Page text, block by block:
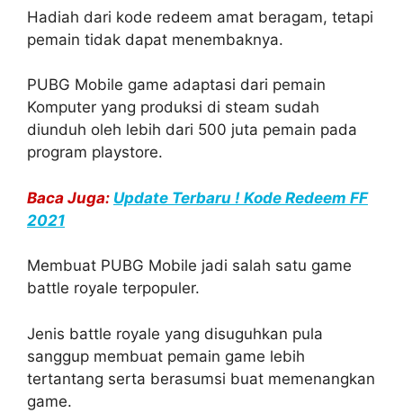
Hadiah dari kode redeem amat beragam, tetapi
pemain tidak dapat menembaknya.
PUBG Mobile game adaptasi dari pemain
Komputer yang produksi di steam sudah
diunduh oleh lebih dari 500 juta pemain pada
program playstore.
Baca Juga: Update Terbaru ! Kode Redeem FF
2021
Membuat PUBG Mobile jadi salah satu game
battle royale terpopuler.
Jenis battle royale yang disuguhkan pula
sanggup membuat pemain game lebih
tertantang serta berasumsi buat memenangkan
game.